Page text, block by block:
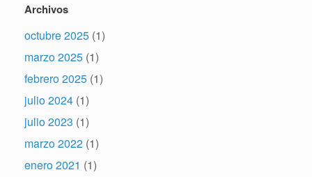
Archivos
octubre 2025 (1)
marzo 2025 (1)
febrero 2025 (1)
julio 2024 (1)
julio 2023 (1)
marzo 2022 (1)
enero 2021 (1)